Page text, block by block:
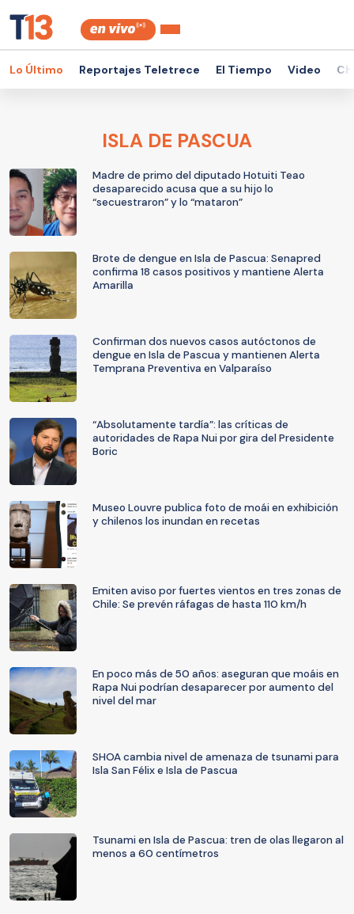
Lo Último Reportajes Teletrece El Tiempo Video
ISLA DE PASCUA
Madre de primo del diputado Hotuiti Teao
desaparecido acusa que a su hijo lo
“secuestraron” y lo “mataron”
Brote de dengue en Isla de Pascua: Senapred
confirma 18 casos positivos y mantiene Alerta
Amarilla
Confirman dos nuevos casos autóctonos de
dengue en Isla de Pascua y mantienen Alerta
Temprana Preventiva en Valparaíso
“Absolutamente tardía”: las críticas de
autoridades de Rapa Nui por gira del Presidente
Boric
Museo Louvre publica foto de moái en exhibición
y chilenos los inundan en recetas
Emiten aviso por fuertes vientos en tres zonas de
Chile: Se prevén ráfagas de hasta 110 km/h
En poco más de 50 años: aseguran que moáis en
Rapa Nui podrían desaparecer por aumento del
nivel del mar
SHOA cambia nivel de amenaza de tsunami para
Isla San Félix e Isla de Pascua
Tsunami en Isla de Pascua: tren de olas llegaron al
menos a 60 centímetros